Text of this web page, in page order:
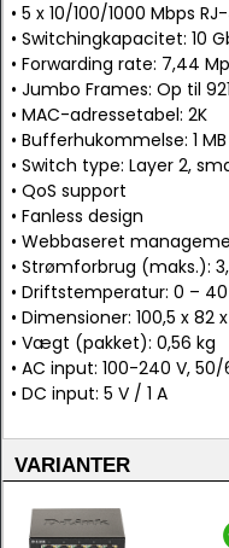
• 5 x 10/100/1000 Mbps
• Switchingkapacitet: 10
• Forwarding rate: 7,44
• Jumbo Frames: Op til
• MAC-adressetabel: 2K
• Bufferhukommelse: 1 MB
• Switch type: Layer 2,
• QoS support
• Fanless design
• Webbaseret
• Strømforbrug (maks.):
• Driftstemperatur: 0 – 40
• Dimensioner: 100,5 x 82
• Vægt (pakket): 0,56 kg
• AC input: 100-240 V, 50/
• DC input: 5 V / 1 A
VARIANTER